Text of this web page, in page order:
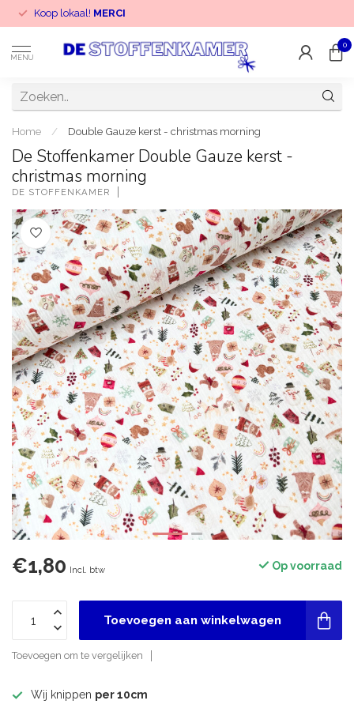
Koop lokaal! MERCI
MENU
0
Home / Double Gauze kerst - christmas morning
De Stoffenkamer Double Gauze kerst -
christmas morning
DE STOFFENKAMER
€1,80 Incl. btw Op voorraad
Toevoegen aan winkelwagen
Toevoegen om te vergelijken
Wij knippen per 10cm